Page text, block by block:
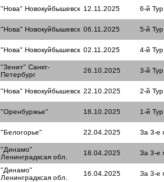
"Нова" Новокуйбышевск 12.11.2025 6-й Тур
"Нова" Новокуйбышевск 06.11.2025 5-й Тур
"Нова" Новокуйбышевск 02.11.2025 4-й Тур
"Зенит" Санкт-
Петербург
26.10.2025 3-й Тур
"Нова" Новокуйбышевск 22.10.2025 2-й Тур
"Оренбуржье" 18.10.2025 1-й Тур
"Белогорье" 22.04.2025 За 3-е
"Динамо"
Ленинградксая обл.
18.04.2025 За 3-е
"Динамо"
Ленинградксая обл.
16.04.2025 За 3-е